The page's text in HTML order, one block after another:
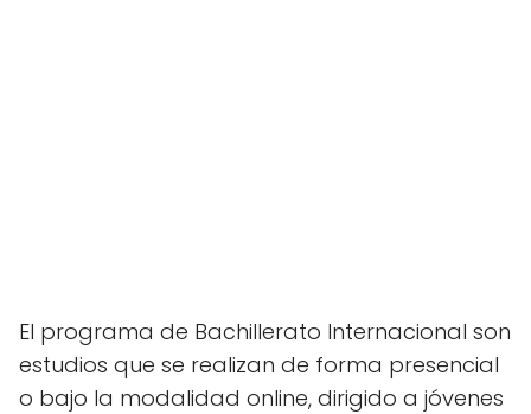
El programa de Bachillerato Internacional son
estudios que se realizan de forma presencial
o bajo la modalidad online, dirigido a jóvenes